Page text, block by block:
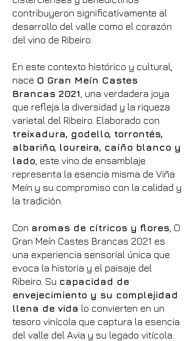
contribuyeron significativamente al
desarrollo del valle como el corazón
del vino de Ribeiro.
En este contexto histórico y cultural,
nace O Gran Meín Castes
Brancas 2021 , una verdadera joya
que refleja la diversidad y la riqueza
varietal del Ribeiro. Elaborado con
treixadura, godello, torrontés,
albariño, loureira, caíño blanco y
lado , este vino de ensamblaje
representa la esencia misma de Viña
Meín y su compromiso con la calidad y
la tradición.
Con aromas de cítricos y flores , O
Gran Meín Castes Brancas 2021 es
una experiencia sensorial única que
evoca la historia y el paisaje del
Ribeiro. Su capacidad de
envejecimiento y su complejidad
llena de vida lo convierten en un
tesoro vinícola que captura la esencia
del valle del Avia y su legado vitícola.